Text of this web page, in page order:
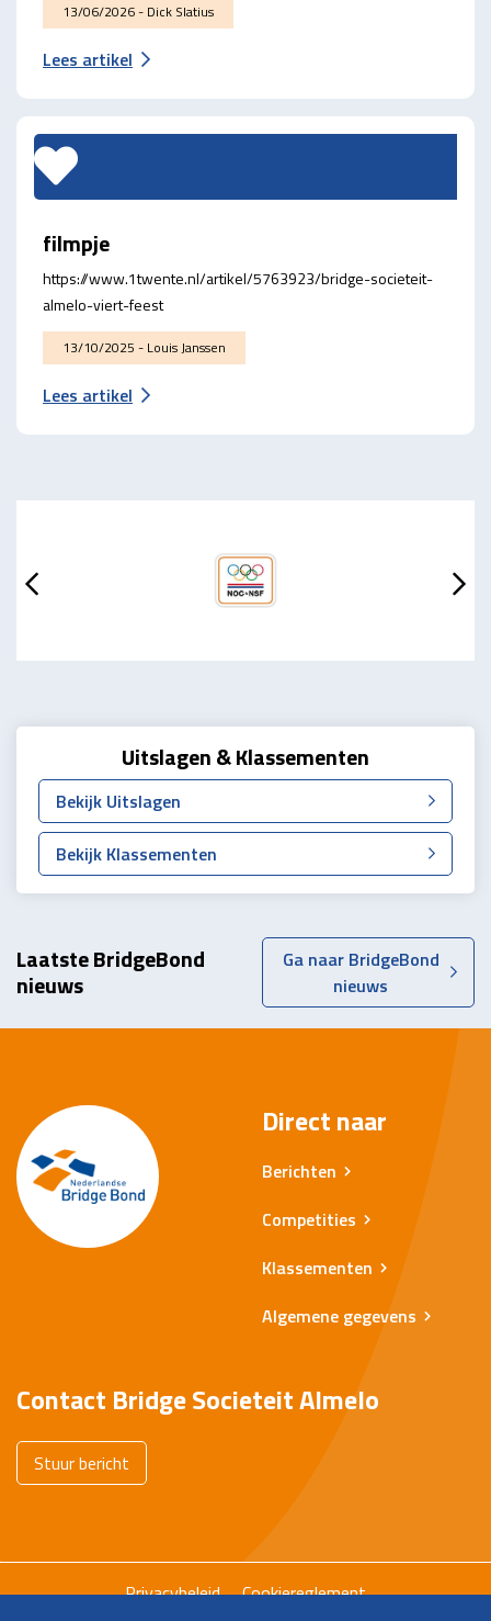
13/06/2026 - Dick Slatius
Lees artikel
filmpje
https://www.1twente.nl/artikel/5763923/bridge-societeit-
almelo-viert-feest
13/10/2025 - Louis Janssen
Lees artikel
Uitslagen & Klassementen
Bekijk Uitslagen
Bekijk Klassementen
Laatste BridgeBond
nieuws
Ga naar BridgeBond
nieuws
Direct naar
Berichten
Competities
Klassementen
Algemene gegevens
Contact Bridge Societeit Almelo
Stuur bericht
Privacybeleid Cookiereglement